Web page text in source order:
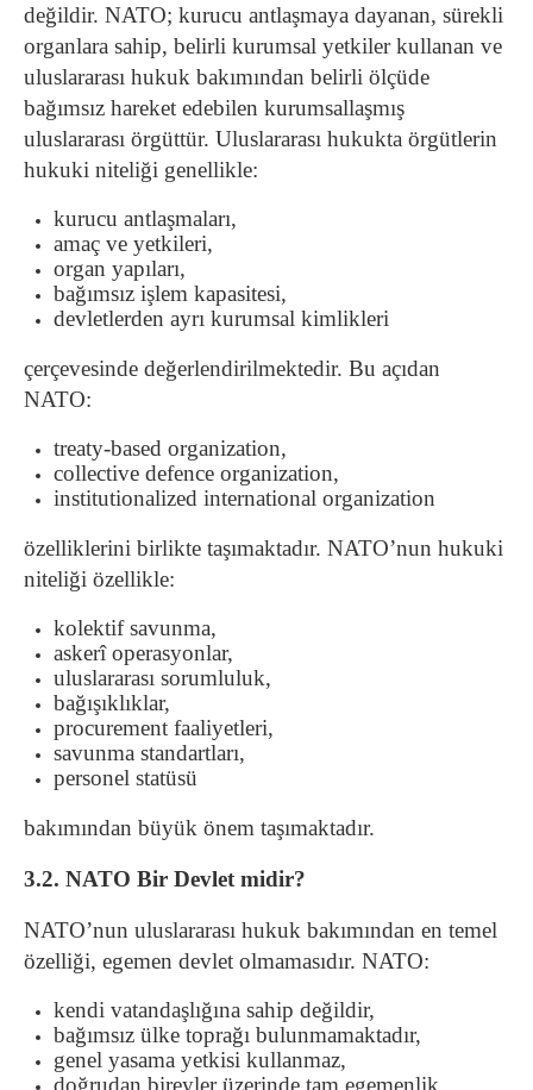
değildir. NATO; kurucu antlaşmaya dayanan, sürekli
organlara sahip, belirli kurumsal yetkiler kullanan ve
uluslararası hukuk bakımından belirli ölçüde
bağımsız hareket edebilen kurumsallaşmış
uluslararası örgüttür. Uluslararası hukukta örgütlerin
hukuki niteliği genellikle:
kurucu antlaşmaları,
amaç ve yetkileri,
organ yapıları,
bağımsız işlem kapasitesi,
devletlerden ayrı kurumsal kimlikleri
çerçevesinde değerlendirilmektedir. Bu açıdan
NATO:
treaty-based organization,
collective defence organization,
institutionalized international organization
özelliklerini birlikte taşımaktadır. NATO’nun hukuki
niteliği özellikle:
kolektif savunma,
askerî operasyonlar,
uluslararası sorumluluk,
bağışıklıklar,
procurement faaliyetleri,
savunma standartları,
personel statüsü
bakımından büyük önem taşımaktadır.
3.2. NATO Bir Devlet midir?
NATO’nun uluslararası hukuk bakımından en temel
özelliği, egemen devlet olmamasıdır. NATO:
kendi vatandaşlığına sahip değildir,
bağımsız ülke toprağı bulunmamaktadır,
genel yasama yetkisi kullanmaz,
doğrudan bireyler üzerinde tam egemenlik